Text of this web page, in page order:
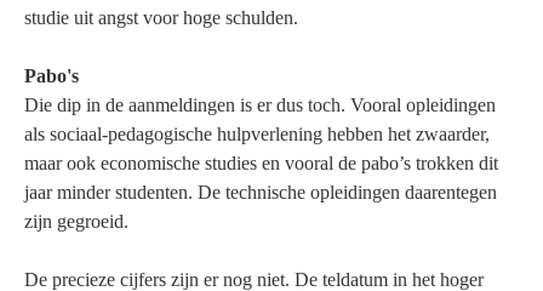
studie uit angst voor hoge schulden.
Pabo's
Die dip in de aanmeldingen is er dus toch. Vooral opleidingen
als sociaal-pedagogische hulpverlening hebben het zwaarder,
maar ook economische studies en vooral de pabo’s trokken dit
jaar minder studenten. De technische opleidingen daarentegen
zijn gegroeid.
De precieze cijfers zijn er nog niet. De teldatum in het hoger